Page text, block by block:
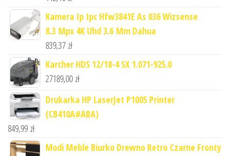
Kamera Ip Ipc Hfw3841E As 036 Wizsense
8.3 Mpx 4K Uhd 3.6 Mm Dahua
839,37 zł
Karcher HDS 12/18-4 SX 1.071-925.0
27189,00 zł
Drukarka HP LaserJet P1005 Printer
(CB410A#ABA)
849,99 zł
Modi Meble Biurko Drewno Retro Czarne Fronty